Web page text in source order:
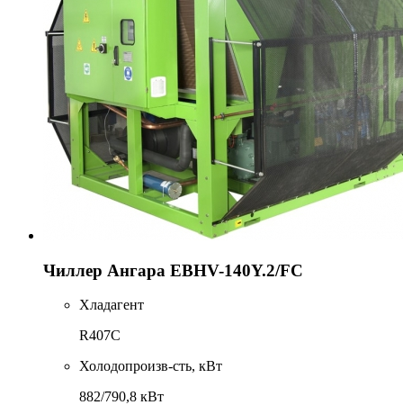
Чиллер Ангара EBHV-140Y.2/FC
Хладагент
R407C
Холодопроизв-сть, кВт
882/790,8 кВт